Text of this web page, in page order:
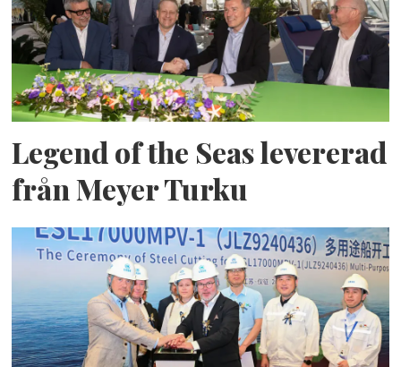
Legend of the Seas levererad
från Meyer Turku